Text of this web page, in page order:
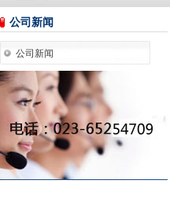
公司新闻
公司新闻